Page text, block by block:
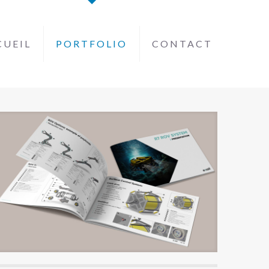
PORTFOLIO CONTACT